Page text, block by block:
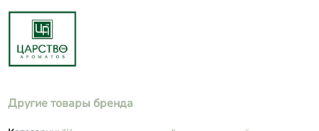
Другие товары бренда